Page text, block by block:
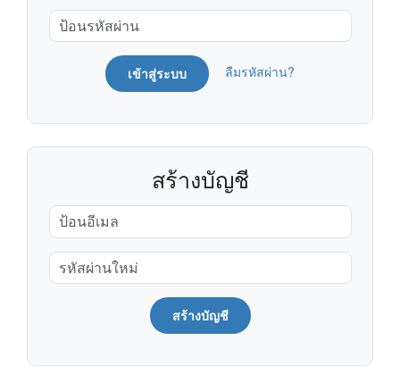
เข้าสู่ระบบ ลืมรหัสผ่าน?
สร้างบัญชี
สร้างบัญชี